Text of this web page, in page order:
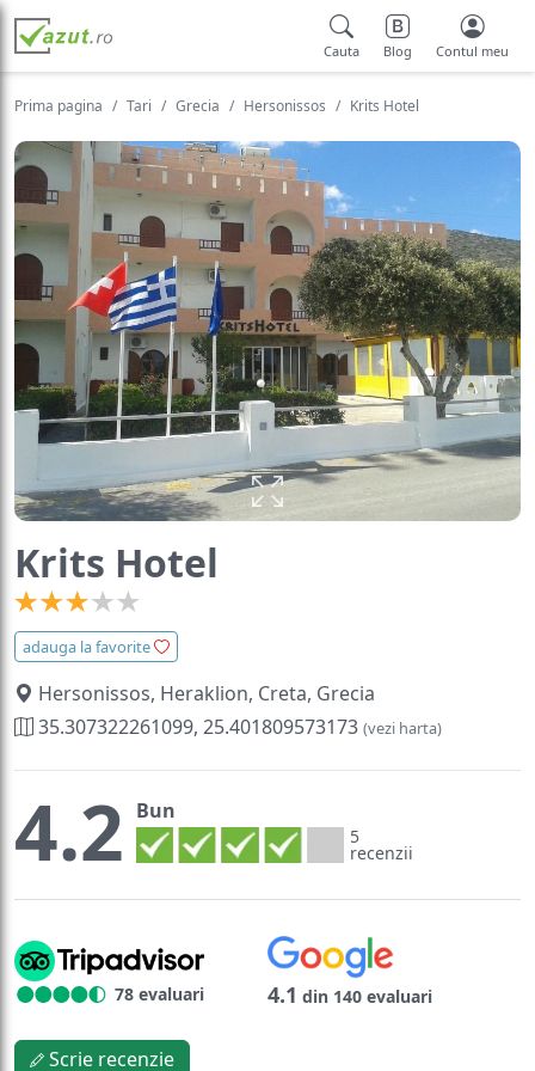
Cauta Blog Contul meu
Prima pagina Tari Grecia Hersonissos Krits Hotel
Krits Hotel
adauga la favorite
Hersonissos, Heraklion, Creta, Grecia
35.307322261099, 25.401809573173 (vezi harta)
4.2 Bun
5
recenzii
78 evaluari 4.1 din 140 evaluari
Scrie recenzie